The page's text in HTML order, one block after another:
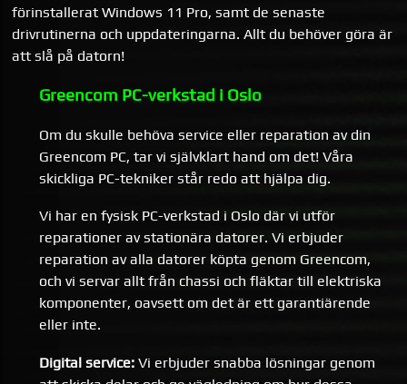
förinstallerat Windows 11 Pro, samt de senaste
drivrutinerna och uppdateringarna. Allt du behöver göra är
att slå på datorn!
Greencom PC-verkstad i Oslo
Om du skulle behöva service eller reparation av din
Greencom PC, tar vi självklart hand om det! Våra
skickliga PC-tekniker står redo att hjälpa dig.
Vi har en fysisk PC-verkstad i Oslo där vi utför
reparationer av stationära datorer. Vi erbjuder
reparation av alla datorer köpta genom Greencom,
och vi servar allt från chassi och fläktar till elektriska
komponenter, oavsett om det är ett garantiärende
eller inte.
Digital service: Vi erbjuder snabba lösningar genom